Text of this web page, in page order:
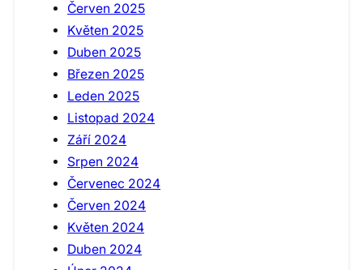
Červen 2025
Květen 2025
Duben 2025
Březen 2025
Leden 2025
Listopad 2024
Září 2024
Srpen 2024
Červenec 2024
Červen 2024
Květen 2024
Duben 2024